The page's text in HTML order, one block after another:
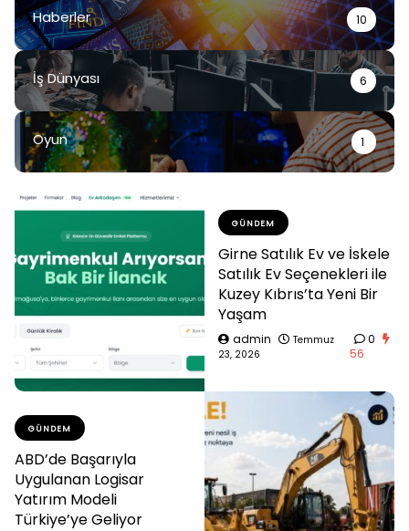
Haberler 10
İş Dünyası 6
Oyun 1
GÜNDEM
Girne Satılık Ev ve İskele
Satılık Ev Seçenekleri ile
Kuzey Kıbrıs’ta Yeni Bir
Yaşam
admin
Temmuz
23, 2026
0
56
GÜNDEM
ABD’de Başarıyla
Uygulanan Logisar
Yatırım Modeli
Türkiye’ye Geliyor